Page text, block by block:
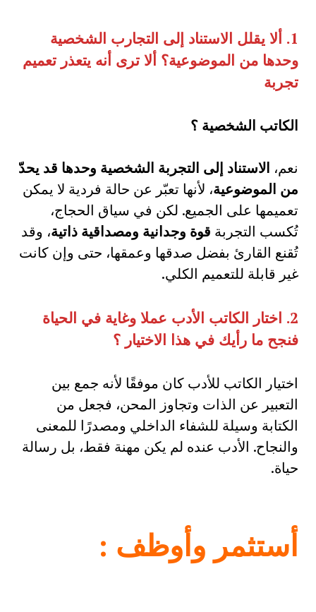
1. ألا يقلل الاستناد إلى التجارب الشخصية
وحدها من الموضوعية؟ ألا ترى أنه يتعذر تعميم
تجربة
الكاتب الشخصية ؟
نعم، الاستناد إلى التجربة الشخصية وحدها قد يحدّ
من الموضوعية، لأنها تعبّر عن حالة فردية لا يمكن
تعميمها على الجميع. لكن في سياق الحجاج،
تُكسب التجربة قوة وجدانية ومصداقية ذاتية، وقد
تُقنع القارئ بفضل صدقها وعمقها، حتى وإن كانت
غير قابلة للتعميم الكلي.
2. اختار الكاتب الأدب عملا وغاية في الحياة
فنجح ما رأيك في هذا الاختيار ؟
اختيار الكاتب للأدب كان موفقًا لأنه جمع بين
التعبير عن الذات وتجاوز المحن، فجعل من
الكتابة وسيلة للشفاء الداخلي ومصدرًا للمعنى
والنجاح. الأدب عنده لم يكن مهنة فقط، بل رسالة
حياة.
أستثمر وأوظف :